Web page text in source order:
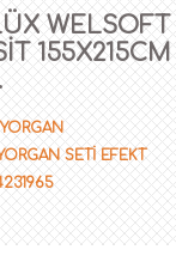
WELSOFT
155X215CM
SETİ EFEKT